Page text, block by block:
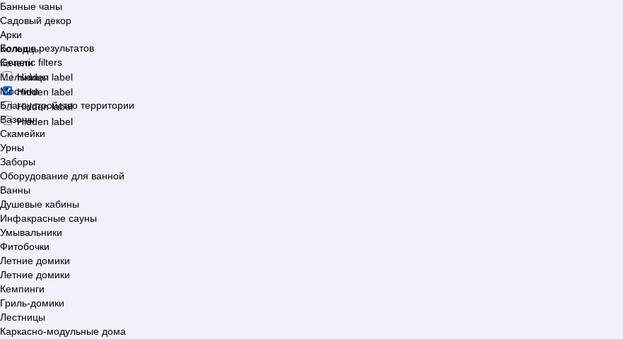
Больше результатов
Generic filters
Hidden label
Hidden label
Hidden label
Hidden label
Банные чаны
Садовый декор
Арки
Колодцы
Качели
Мельницы
Мостики
Благоустройство территории
Вазоны
Скамейки
Урны
Заборы
Оборудование для ванной
Ванны
Душевые кабины
Инфакрасные сауны
Умывальники
Фитобочки
Летние домики
Летние домики
Кемпинги
Гриль-домики
Лестницы
Каркасно-модульные дома